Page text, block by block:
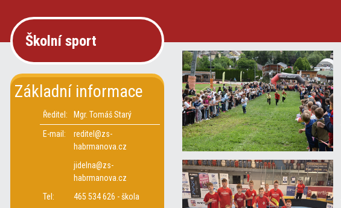
Školní sport
Základní informace
Ředitel:
Mgr. Tomáš Starý
E-mail:
reditel@zs-
habrmanova.cz
jidelna@zs-
habrmanova.cz
Tel:
465 534 626 - škola